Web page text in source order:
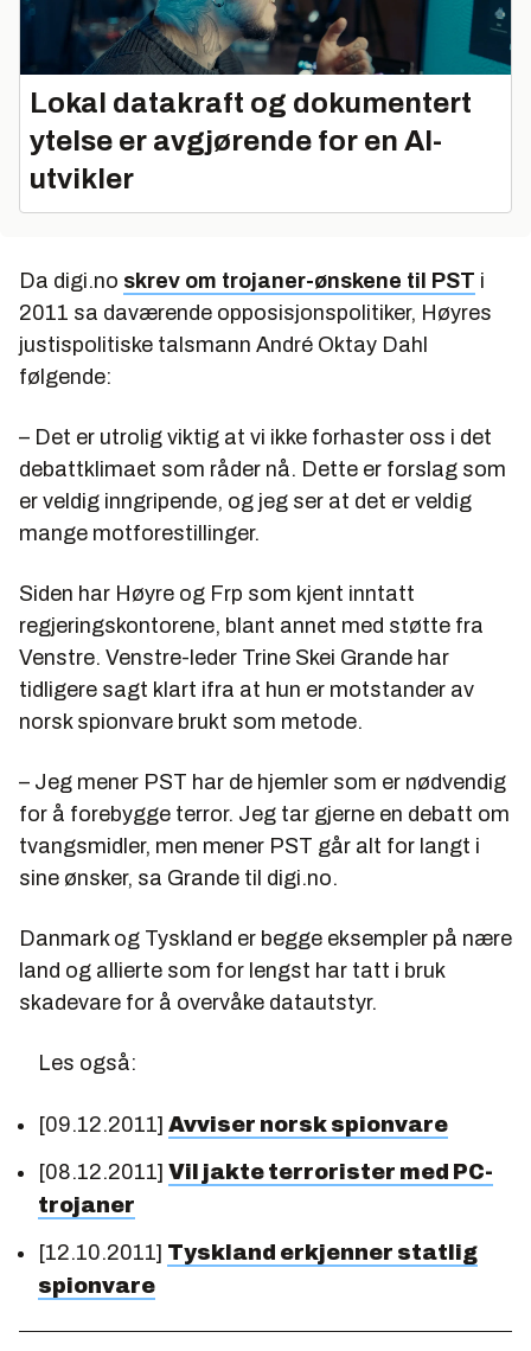
Lokal datakraft og dokumentert
ytelse er avgjørende for en AI-
utvikler
Da digi.no skrev om trojaner-ønskene til PST i
2011 sa daværende opposisjonspolitiker, Høyres
justispolitiske talsmann André Oktay Dahl
følgende:
– Det er utrolig viktig at vi ikke forhaster oss i det
debattklimaet som råder nå. Dette er forslag som
er veldig inngripende, og jeg ser at det er veldig
mange motforestillinger.
Siden har Høyre og Frp som kjent inntatt
regjeringskontorene, blant annet med støtte fra
Venstre. Venstre-leder Trine Skei Grande har
tidligere sagt klart ifra at hun er motstander av
norsk spionvare brukt som metode.
– Jeg mener PST har de hjemler som er nødvendig
for å forebygge terror. Jeg tar gjerne en debatt om
tvangsmidler, men mener PST går alt for langt i
sine ønsker, sa Grande til digi.no.
Danmark og Tyskland er begge eksempler på nære
land og allierte som for lengst har tatt i bruk
skadevare for å overvåke datautstyr.
Les også:
[09.12.2011] Avviser norsk spionvare
[08.12.2011] Vil jakte terrorister med PC-
trojaner
[12.10.2011] Tyskland erkjenner statlig
spionvare